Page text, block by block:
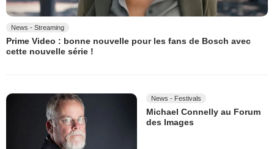
News - Streaming
Prime Video : bonne nouvelle pour les fans de Bosch avec
cette nouvelle série !
News - Festivals
Michael Connelly au Forum
des Images